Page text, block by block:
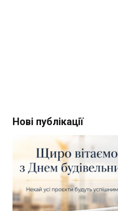
Нові публікації